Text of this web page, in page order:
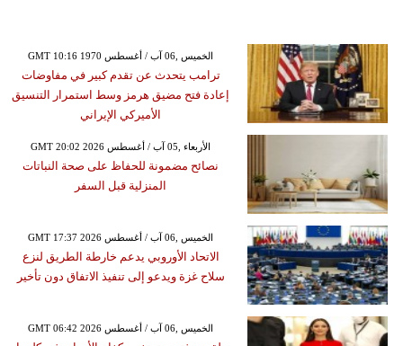
GMT 10:16 1970 الخميس ,06 آب / أغسطس
ترامب يتحدث عن تقدم كبير في مفاوضات
إعادة فتح مضيق هرمز وسط استمرار التنسيق
الأميركي الإيراني
GMT 20:02 2026 الأربعاء ,05 آب / أغسطس
نصائح مضمونة للحفاظ على صحة النباتات
المنزلية قبل السفر
GMT 17:37 2026 الخميس ,06 آب / أغسطس
الاتحاد الأوروبي يدعم خارطة الطريق لنزع
سلاح غزة ويدعو إلى تنفيذ الاتفاق دون تأخير
GMT 06:42 2026 الخميس ,06 آب / أغسطس